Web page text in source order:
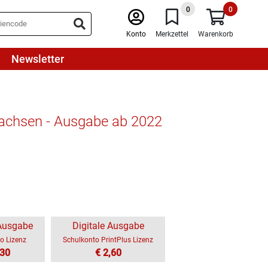
Konto
0
Merkzettel
0
Warenkorb
Newsletter
- Ausgabe ab 2022
Lizenz
Digitale Ausgabe
Schulkonto PrintPlus Lizenz
€ 2,60